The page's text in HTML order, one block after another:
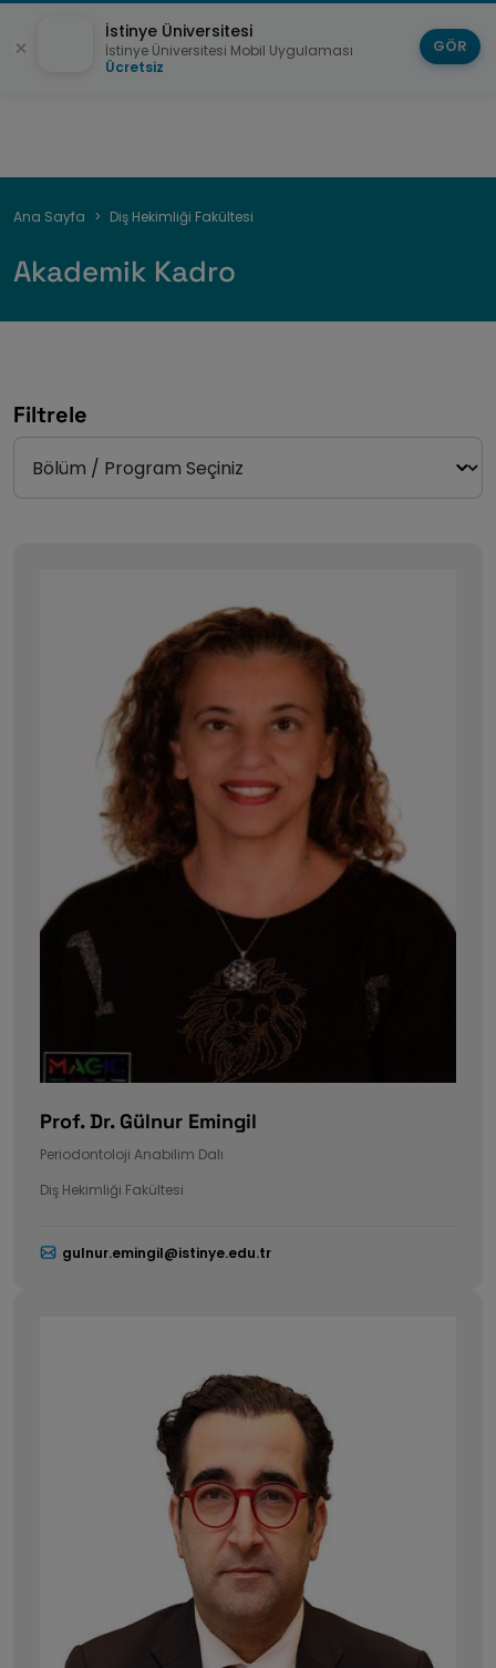
Sayfa
Ana Sayfa Diş Hekimliği Fakültesi
Akademik Kadro
Filtrele
Prof. Dr. Gülnur Emingil
Periodontoloji Anabilim Dalı
Diş Hekimliği Fakültesi
gulnur.emingil@istinye.edu.tr
İstinye Üniversitesi
İstinye Üniversitesi Mobil Uygulaması
Ücretsiz
GÖR